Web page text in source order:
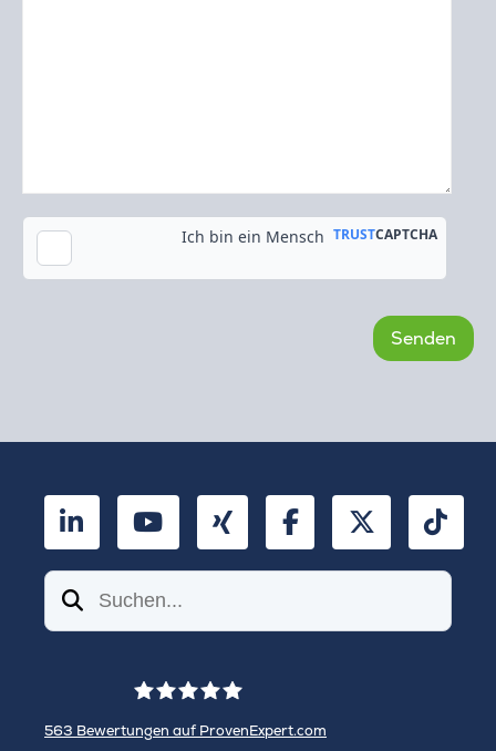
Kopie an meine E-Mail-Adresse senden
LinkedInYouTubeXing FacebookTwitter
Suchen
563 Bewertungen auf ProvenExpert.com